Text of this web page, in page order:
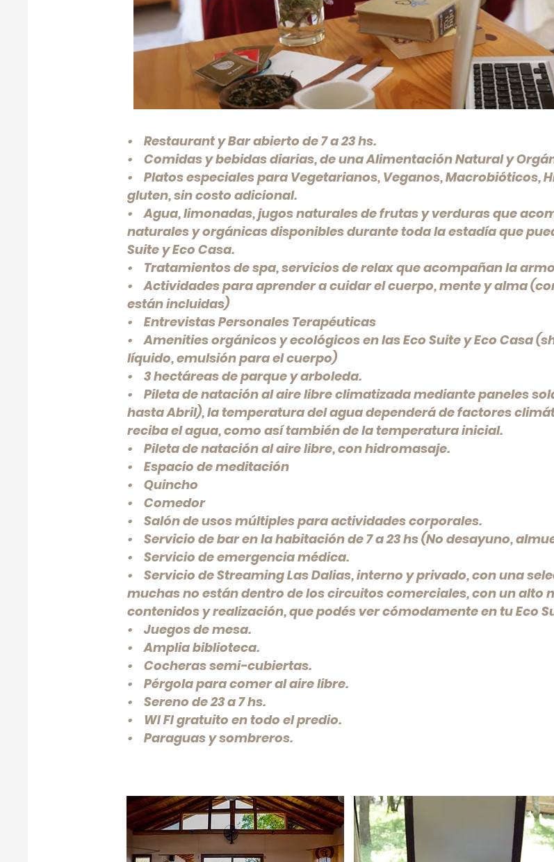
• Restaurant y Bar abierto de 7 a 23 hs.
• Comidas y bebidas diarias, de una Alimentación Natural y
• Platos especiales para Vegetarianos, Veganos, Macrobióticos,
gluten, sin costo adicional.
• Agua, limonadas, jugos naturales de frutas y verduras que
naturales y orgánicas disponibles durante toda la estadía que
Suite y Eco Casa.
• Tratamientos de spa, servicios de relax que acompañan la
• Actividades para aprender a cuidar el cuerpo, mente y alma
están incluidas)
• Entrevistas Personales Terapéuticas
• Amenities orgánicos y ecológicos en las Eco Suite y Eco Casa
líquido, emulsión para el cuerpo)
• 3 hectáreas de parque y arboleda.
• Pileta de natación al aire libre climatizada mediante paneles
hasta Abril), la temperatura del agua dependerá de factores
reciba el agua, como así también de la temperatura inicial.
• Pileta de natación al aire libre, con hidromasaje.
• Espacio de meditación
• Quincho
• Comedor
• Salón de usos múltiples para actividades corporales.
• Servicio de bar en la habitación de 7 a 23 hs (No desayuno,
• Servicio de emergencia médica.
• Servicio de Streaming Las Dalias, interno y privado, con una
muchas no están dentro de los circuitos comerciales, con un alto
contenidos y realización, que podés ver cómodamente en tu Eco
• Juegos de mesa.
• Amplia biblioteca.
• Cocheras semi-cubiertas.
• Pérgola para comer al aire libre.
• Sereno de 23 a 7 hs.
• WI FI gratuito en todo el predio.
• Paraguas y sombreros.